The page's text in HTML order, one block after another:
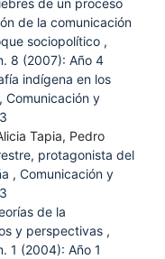
de un proceso
de la comunicación
sociopolítico ,
8 (2007): Año 4
indígena en los
, Comunicación y
Tapia, Pedro
protagonista del
, Comunicación y
de la
y perspectivas ,
1 (2004): Año 1